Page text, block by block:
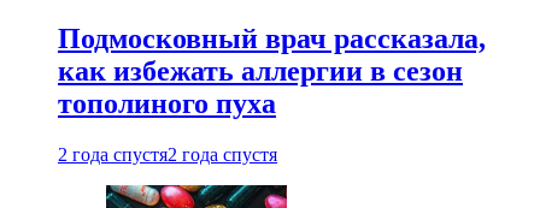
Подмосковный врач рассказала,
как избежать аллергии в сезон
тополиного пуха
2 года спустя2 года спустя